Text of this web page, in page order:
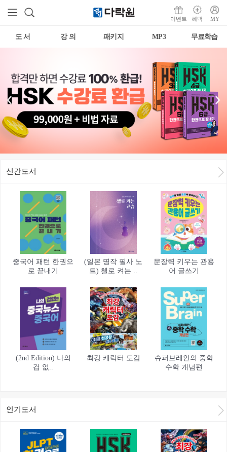
이벤트 혜택 MY
도 서 강 의 패키지 MP3 무료학습
신간도서
중국어 패턴 한권으
로 끝내기
(일본 명작 필사 노
트) 첼로 켜는 ..
문장력 키우는 관용
어 글쓰기
(2nd Edition) 나의
겁 없..
최강 캐릭터 도감
슈퍼브레인의 중학
수학 개념편
인기도서